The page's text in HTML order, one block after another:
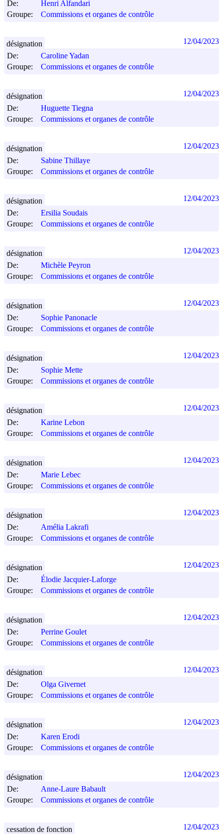
De:
Henri Alfandari
Groupe:
Commissions et organes de contrôle
De:
Caroline Yadan
Groupe:
Commissions et organes de contrôle
désignation 12/04/2023
De:
Huguette Tiegna
Groupe:
Commissions et organes de contrôle
désignation 12/04/2023
De:
Sabine Thillaye
Groupe:
Commissions et organes de contrôle
désignation 12/04/2023
De:
Ersilia Soudais
Groupe:
Commissions et organes de contrôle
désignation 12/04/2023
De:
Michèle Peyron
Groupe:
Commissions et organes de contrôle
désignation 12/04/2023
De:
Sophie Panonacle
Groupe:
Commissions et organes de contrôle
désignation 12/04/2023
De:
Sophie Mette
Groupe:
Commissions et organes de contrôle
désignation 12/04/2023
De:
Karine Lebon
Groupe:
Commissions et organes de contrôle
désignation 12/04/2023
De:
Marie Lebec
Groupe:
Commissions et organes de contrôle
désignation 12/04/2023
De:
Amélia Lakrafi
Groupe:
Commissions et organes de contrôle
désignation 12/04/2023
De:
Élodie Jacquier-Laforge
Groupe:
Commissions et organes de contrôle
désignation 12/04/2023
De:
Perrine Goulet
Groupe:
Commissions et organes de contrôle
désignation 12/04/2023
De:
Olga Givernet
Groupe:
Commissions et organes de contrôle
désignation 12/04/2023
De:
Karen Erodi
Groupe:
Commissions et organes de contrôle
désignation 12/04/2023
De:
Anne-Laure Babault
Groupe:
Commissions et organes de contrôle
désignation 12/04/2023
cessation de fonction 12/04/2023